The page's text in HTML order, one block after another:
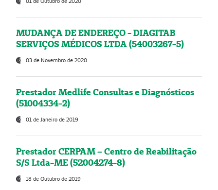
MUDANÇA DE ENDEREÇO - DIAGITAB
SERVIÇOS MÉDICOS LTDA (54003267-5)
03 de Novembro de 2020
Prestador Medlife Consultas e Diagnósticos
(51004334-2)
01 de Janeiro de 2019
Prestador CERPAM – Centro de Reabilitação
S/S Ltda-ME (52004274-8)
18 de Outubro de 2019